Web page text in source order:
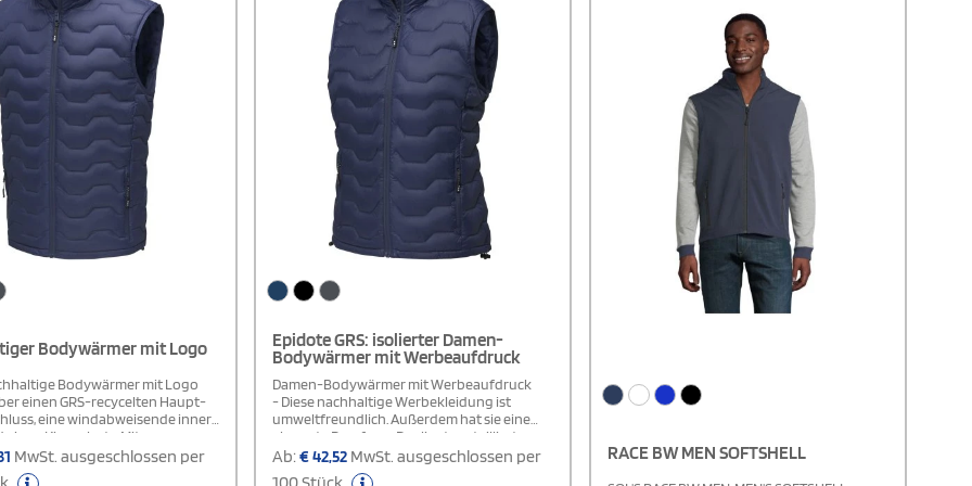
Bodywärmer mit Logo
Bodywärmer mit Logo
einen GRS-recycelten Haupt-
eine windabweisende innere
einen Kinnschutz. Mit
Innentasche und elastischem
für eine verstellbare Passform.
MwSt. ausgeschlossen per
Epidote GRS: isolierter Damen-
Bodywärmer mit Werbeaufdruck
Damen-Bodywärmer mit Werbeaufdruck
- Diese nachhaltige Werbekleidung ist
umweltfreundlich. Außerdem hat sie eine
elegante Passform. Das liegt am taillierten
Schnitt. Der Haupt-Reißverschluss aus GRS-
recycelten Materialien sorgt für einen
Ab:€42,52 MwSt. ausgeschlossen per
RACE BW MEN SOFTSHELL